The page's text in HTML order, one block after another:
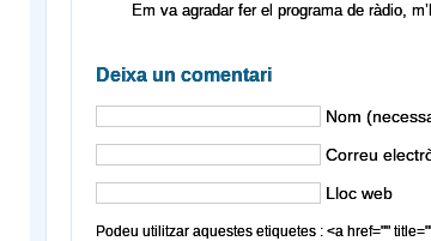
Em va agradar fer el programa de ràdio,
Deixa un comentari
Nom
Correu
Lloc web
Podeu utilitzar aquestes etiquetes : <a href=""